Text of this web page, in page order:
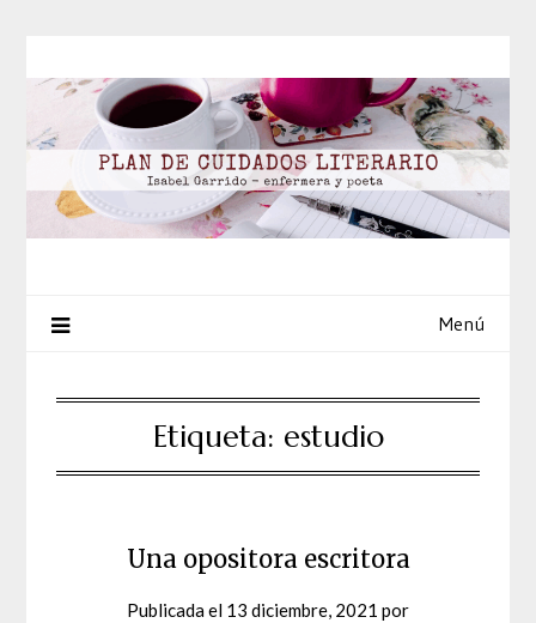
contenido
Menú
Etiqueta: estudio
Una opositora escritora
Publicada el 13 diciembre, 2021 por